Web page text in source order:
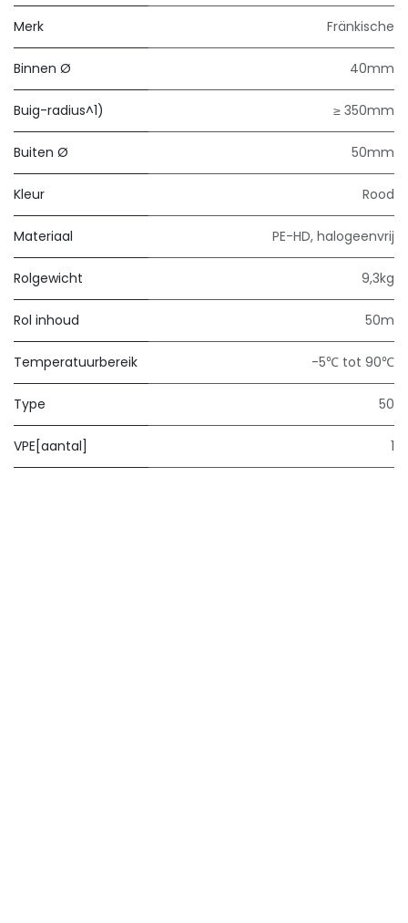
Merk Fränkische
Binnen Ø 40mm
Buig-radius^1) ≥ 350mm
Buiten Ø 50mm
Kleur Rood
Materiaal PE-HD, halogeenvrij
Rolgewicht 9,3kg
Rol inhoud 50m
Temperatuurbereik -5℃ tot 90℃
Type 50
VPE[aantal] 1